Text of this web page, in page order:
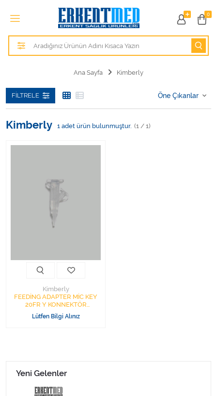
0
Tüm Kategoriler
Alezler
Hasta Bakım Ürünleri
Kişisel Bakım ve Sağlık
Kişisel Bakım ve Sağlık
Ortopedi Ürünleri
Ortopedi Ürünleri
Sarf Malzemeleri
Sarf Malzemeleri
Ana Sayfa Kimberly
FILTRELE
Kimberly 1 adet ürün bulunmuştur. (1 / 1)
Kimberly
FEEDİNG ADAPTER MİC KEY
20FR Y KONNEKTÖR
HALYARD
Lütfen Bilgi Alınız
Yeni Gelenler